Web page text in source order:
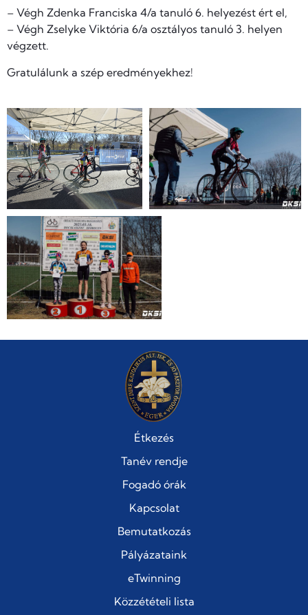
– Végh Zdenka Franciska 4/a tanuló 6. helyezést ért el,
– Végh Zselyke Viktória 6/a osztályos tanuló 3. helyen
végzett.
Gratulálunk a szép eredményekhez!
Étkezés
Tanév rendje
Fogadó órák
Kapcsolat
Bemutatkozás
Pályázataink
eTwinning
Közzétételi lista